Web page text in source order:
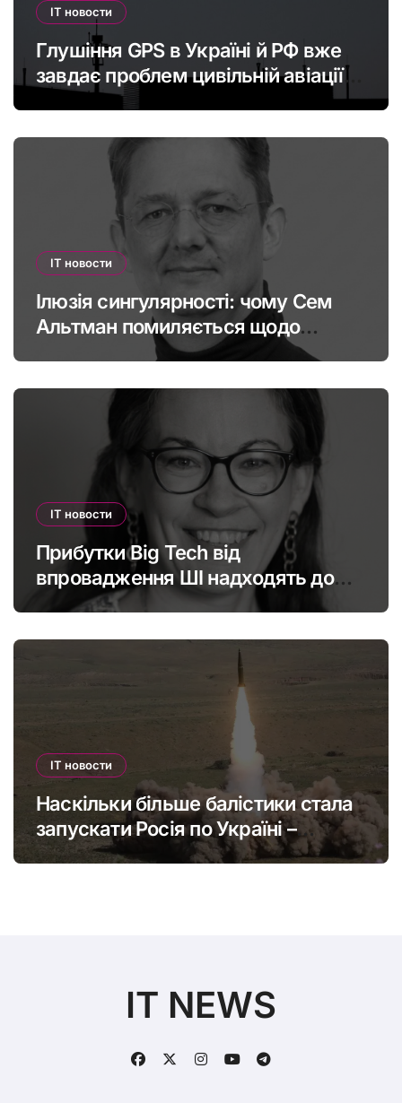
IT новости
Глушіння GPS в Україні й РФ вже
завдає проблем цивільній авіації в
Європі: наскільки це небезпечно
IT новости
Ілюзія сингулярності: чому Сем
Альтман помиляється щодо
штучного інтелекту
IT новости
Прибутки Big Tech від
впровадження ШІ надходять до
офшорів: як змінити глобальну
IT новости
Наскільки більше балістики стала
запускати Росія по Україні –
інфографіка
IT NEWS